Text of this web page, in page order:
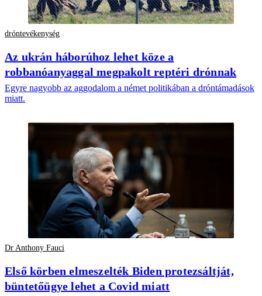
dróntevékenység
Az ukrán háborúhoz lehet köze a
robbanóanyaggal megpakolt reptéri drónnak
Egyre nagyobb az aggodalom a német politikában a dróntámadások
miatt.
Dr Anthony Fauci
Első körben elmeszelték Biden protezsáltját,
büntetőügye lehet a Covid miatt